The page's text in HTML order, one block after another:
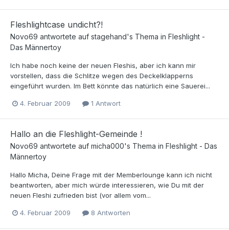
Fleshlightcase undicht?!
Novo69 antwortete auf stagehand's Thema in Fleshlight -
Das Männertoy
Ich habe noch keine der neuen Fleshis, aber ich kann mir
vorstellen, dass die Schlitze wegen des Deckelklapperns
eingeführt wurden. Im Bett könnte das natürlich eine Sauerei...
4. Februar 2009 1 Antwort
Hallo an die Fleshlight-Gemeinde !
Novo69 antwortete auf micha000's Thema in Fleshlight - Das
Männertoy
Hallo Micha, Deine Frage mit der Memberlounge kann ich nicht
beantworten, aber mich würde interessieren, wie Du mit der
neuen Fleshi zufrieden bist (vor allem vom...
4. Februar 2009 8 Antworten